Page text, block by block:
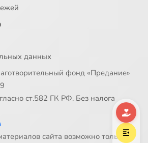
данных
фонд «Предание»
ст.582 ГК РФ. Без налога
сайта возможно только в